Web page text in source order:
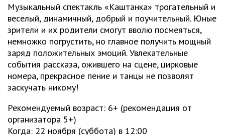
Музыкальный спектакль «Каштанка» трогательный и
веселый, динамичный, добрый и поучительный. Юные
зрители и их родители смогут вволю посмеяться,
немножко погрустить, но главное получить мощный
заряд положительных эмоций. Увлекательные
события рассказа, ожившего на сцене, цирковые
номера, прекрасное пение и танцы не позволят
заскучать никому!
Рекомендуемый возраст: 6+ (рекомендация от
организатора 5+)
Когда: 22 ноября (суббота) в 12:00